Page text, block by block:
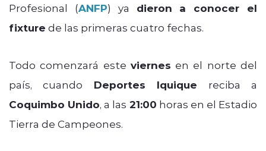
Profesional (ANFP) ya dieron a conocer el
fixture de las primeras cuatro fechas.
Todo comenzará este viernes en el norte del
país, cuando Deportes Iquique reciba a
Coquimbo Unido, a las 21:00 horas en el Estadio
Tierra de Campeones.